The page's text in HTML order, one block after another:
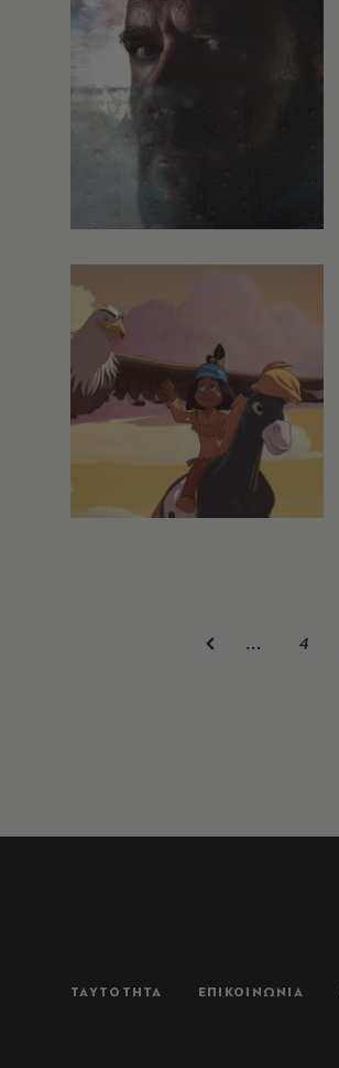
… 4
ΤΑΥΤΟΤΗΤΑ ΕΠΙΚΟΙΝΩΝΙΑ